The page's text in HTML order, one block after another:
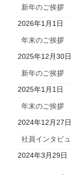
新年のご挨拶
2026年1月1日
年末のご挨拶
2025年12月30日
新年のご挨拶
2025年1月1日
年末のご挨拶
2024年12月27日
社員インタビ
2024年3月29日